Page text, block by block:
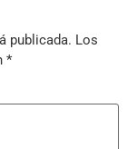
publicada. Los
*